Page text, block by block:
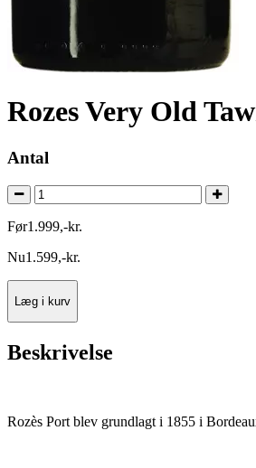
Rozes Very Old
Antal
Før1.999,-kr.
Nu1.599,-kr.
Læg i kurv
Beskrivelse
Rozès Port blev grundlagt i 1855 i